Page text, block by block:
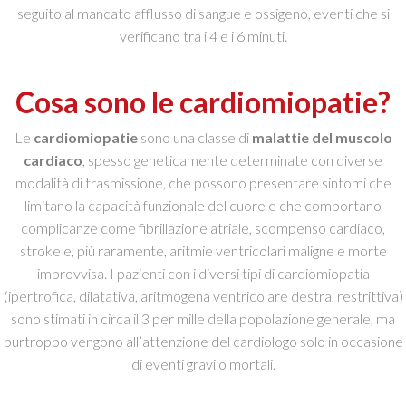
seguito al mancato afflusso di sangue e ossigeno, eventi che si
verificano tra i 4 e i 6 minuti.
Cosa sono le cardiomiopatie?
Le cardiomiopatiesono una classe di malattie del muscolo
cardiaco , spesso geneticamente determinate con diverse
modalità di trasmissione, che possono presentare sintomi che
limitano la capacità funzionale del cuore e che comportano
complicanze come fibrillazione atriale, scompenso cardiaco,
stroke e, più raramente, aritmie ventricolari maligne e morte
improvvisa. I pazienti con i diversi tipi di cardiomiopatia
(ipertrofica, dilatativa, aritmogena ventricolare destra, restrittiva)
sono stimati in circa il 3 per mille della popolazione generale, ma
purtroppo vengono all’attenzione del cardiologo solo in occasione
di eventi gravi o mortali.